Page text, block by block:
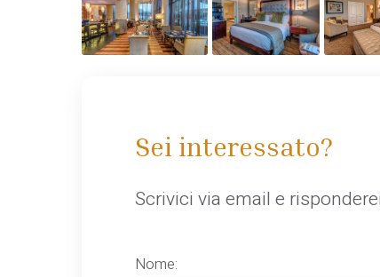
Sei interessato?
Scrivici via email e
Nome: